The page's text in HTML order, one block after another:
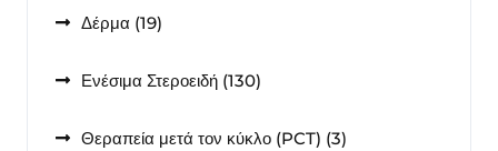
Δέρμα 1919
Ενέσιμα Στεροειδή 130130
Θεραπεία μετά τον κύκλο (PCT) 33